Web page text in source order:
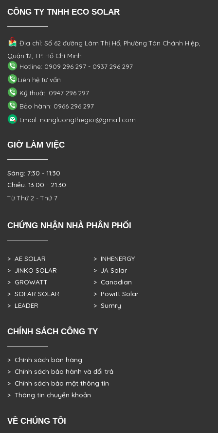
CÔNG TY TNHH ECO SOLAR
Địa chỉ: Số 62 đường Lâm Thị Hố, PhườngTân Chánh Hiệp,
Quận 12, TP. Hồ Chí Minh
Hotline: 0909 296 297 - 0937 296 297
Liên hệ tư vấn
Kỹ thuật: 0947 296 297
Bảo hành: 0966 296 297
Email: nangluongthegioi@gmail.com
GIỜ LÀM VIỆC
Sáng: 7:30 - 11:30
Chiều: 13:00 - 21:30
Từ Thứ 2 - Thứ 7
CHỨNG NHẬN NHÀ PHÂN PHỐI
> AE SOLAR
> JINKO SOLAR
> GROWATT
> SOFAR SOLAR
> LEADER
> INHENERGY
> JA Solar
> Canadian
> Powitt Solar
> Sumry
CHÍNH SÁCH CÔNG TY
> Chính sách bán hàng
> Chính sách bảo hành và đổi trả
> Chính sách bảo mật thông tin
> Thông tin chuyển khoản
VỀ CHÚNG TÔI